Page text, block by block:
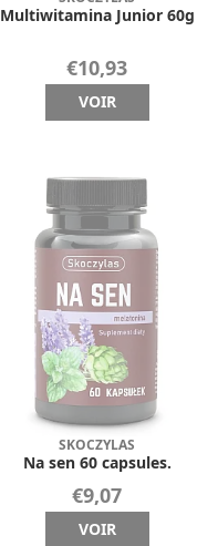
Multiwitamina Junior 60g
€10,93
VOIR
SKOCZYLAS
Na sen 60 capsules.
€9,07
VOIR